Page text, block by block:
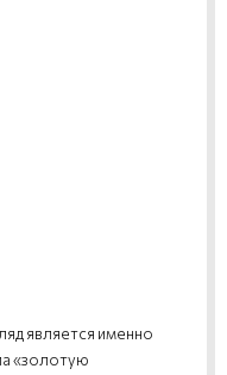
является именно
«золотую